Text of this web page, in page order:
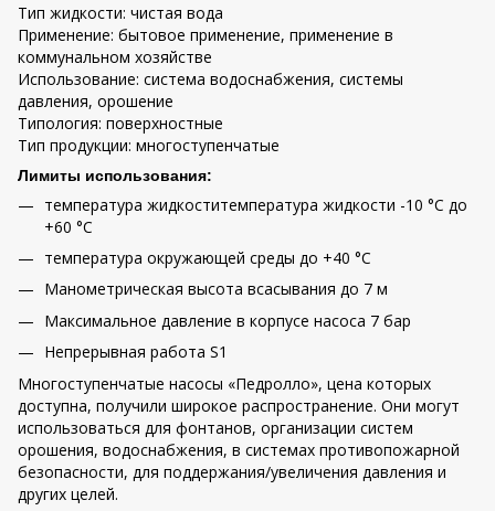
Тип жидкости: чистая вода
Применение: бытовое применение, применение в
коммунальном хозяйстве
Использование: система водоснабжения, cистемы
давления, oрошение
Tипология: поверхностные
Тип продукции: многоступенчатые
Лимиты использования:
температура жидкоститемпература жидкости -10 °C до
+60 °C
температура окружающей среды до +40 °C
Манометрическая высота всасывания до 7 м
Максимальное давление в корпусе насоса 7 бар
Непрерывная работа S1
Многоступенчатые насосы «Педролло», цена которых
доступна, получили широкое распространение. Они могут
использоваться для фонтанов, организации систем
орошения, водоснабжения, в системах противопожарной
безопасности, для поддержания/увеличения давления и
других целей.